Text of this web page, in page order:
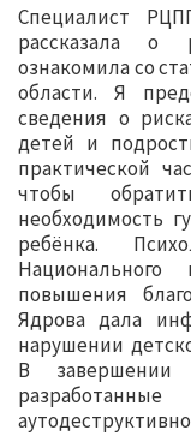
Специалист
рассказала о
ознакомила со
области. Я
сведения о
детей и
практической
чтобы
необходимость
ребёнка.
Национального
повышения
Ядрова дала
нарушении
В завершении